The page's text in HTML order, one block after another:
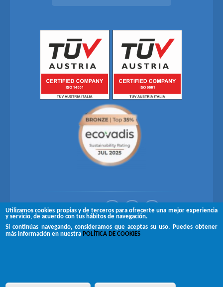
Utilizamos cookies propias y de terceros para ofrecerte una mejor experiencia
y servicio, de acuerdo con tus hábitos de navegación.
Si continúas navegando, consideramos que aceptas su uso. Puedes obtener
más información en nuestra POLÍTICA DE COOKIES
Síguenos en
Copyright © 2026 Brugués